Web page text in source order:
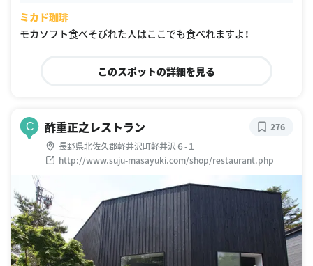
ミカド珈琲
モカソフト食べそびれた人はここでも食べれますよ！
このスポットの詳細を見る
C 酢重正之レストラン
長野県北佐久郡軽井沢町軽井沢６-１
http://www.suju-masayuki.com/shop/restaurant.php
276